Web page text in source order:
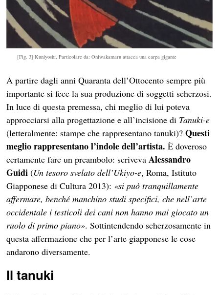
[Fig. 3] Kuniyoshi, Particolare da: Oniwakamaru attacca una carpa gigante
A partire dagli anni Quaranta dell’Ottocento sempre più
importante si fece la sua produzione di soggetti scherzosi.
In luce di questa premessa, chi meglio di lui poteva
approcciarsi alla progettazione e all’incisione di Tanuki-e
(letteralmente: stampe che rappresentano tanuki)?Questi
meglio rappresentano l’indole dell’artista. È doveroso
certamente fare un preambolo: scrivevaAlessandro
Guidi (Un tesoro svelato dell’Ukiyo-e, Roma, Istituto
Giapponese di Cultura 2013): «si può tranquillamente
affermare, benché manchino studi specifici, che nell’arte
occidentale i testicoli dei cani non hanno mai giocato un
ruolo di primo piano». Sottintendendo scherzosamente in
questa affermazione che per l’arte giapponese le cose
andarono diversamente.
Il tanuki